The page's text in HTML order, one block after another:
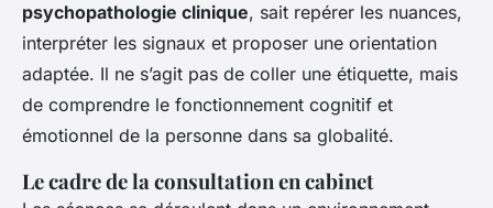
psychopathologie clinique, sait repérer les nuances,
interpréter les signaux et proposer une orientation
adaptée. Il ne s’agit pas de coller une étiquette, mais
de comprendre le fonctionnement cognitif et
émotionnel de la personne dans sa globalité.
Le cadre de la consultation en cabinet